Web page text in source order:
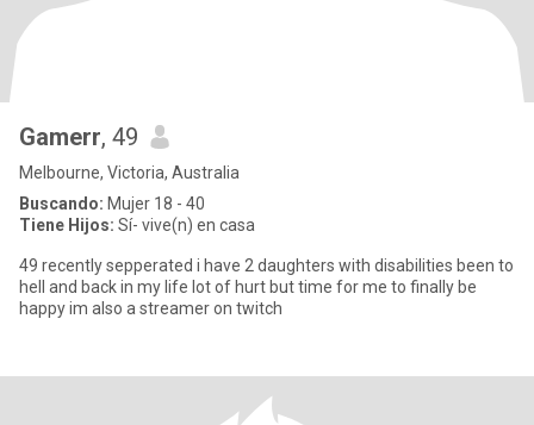
Gamerr, 49
Melbourne, Victoria, Australia
Buscando: Mujer 18 - 40
Tiene Hijos: Sí- vive(n) en casa
49 recently sepperated i have 2 daughters with disabilities been to
hell and back in my life lot of hurt but time for me to finally be
happy im also a streamer on twitch